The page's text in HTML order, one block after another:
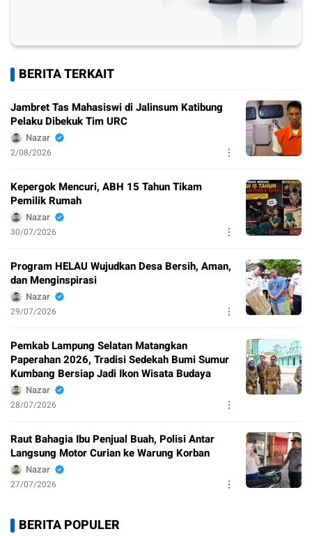
BERITA TERKAIT
Jambret Tas Mahasiswi di Jalinsum Katibung
Pelaku Dibekuk Tim URC
Nazar
2/08/2026
Kepergok Mencuri, ABH 15 Tahun Tikam
Pemilik Rumah
Nazar
30/07/2026
Program HELAU Wujudkan Desa Bersih, Aman,
dan Menginspirasi
Nazar
29/07/2026
Pemkab Lampung Selatan Matangkan
Paperahan 2026, Tradisi Sedekah Bumi Sumur
Kumbang Bersiap Jadi Ikon Wisata Budaya
Nazar
28/07/2026
Raut Bahagia Ibu Penjual Buah, Polisi Antar
Langsung Motor Curian ke Warung Korban
Nazar
27/07/2026
BERITA POPULER